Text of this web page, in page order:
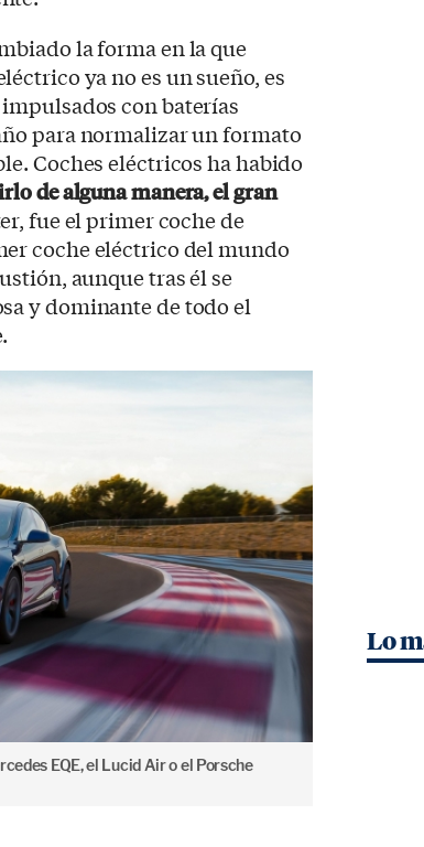
la forma en la que
ya no es un sueño, es
con baterías
para normalizar un formato
Coches eléctricos ha habido
de alguna manera, el gran
fue el primer coche de
coche eléctrico del mundo
aunque tras él se
y dominante de todo el
EQE, el Lucid Air o el Porsche
Lo